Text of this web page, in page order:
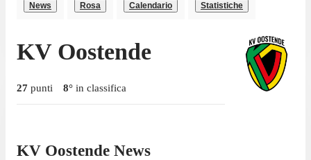
News Rosa Calendario Statistiche
KV Oostende
27 punti 8° in classifica
KV Oostende News